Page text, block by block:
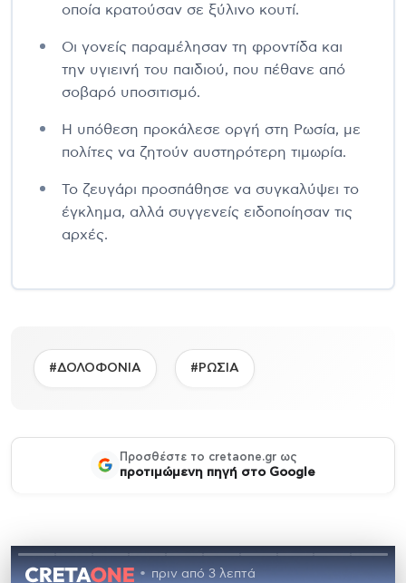
οποία κρατούσαν σε ξύλινο κουτί.
Οι γονείς παραμέλησαν τη φροντίδα και
την υγιεινή του παιδιού, που πέθανε από
σοβαρό υποσιτισμό.
Η υπόθεση προκάλεσε οργή στη Ρωσία, με
πολίτες να ζητούν αυστηρότερη τιμωρία.
Το ζευγάρι προσπάθησε να συγκαλύψει το
έγκλημα, αλλά συγγενείς ειδοποίησαν τις
αρχές.
#ΔΟΛΟΦΟΝΙΑ #ΡΩΣΙΑ
Προσθέστε το cretaone.gr ως
προτιμώμενη πηγή στο Google
πριν από 3 λεπτά